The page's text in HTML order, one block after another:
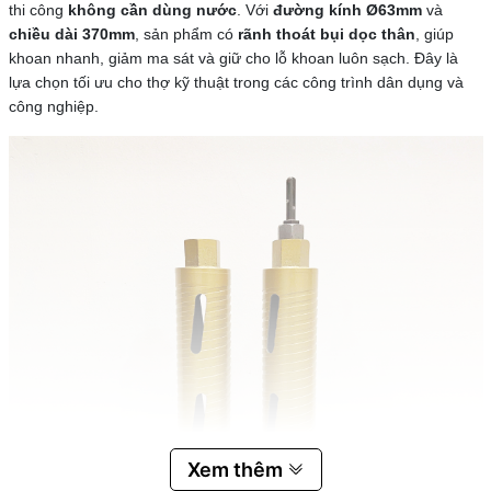
thi công không cần dùng nước. Với đường kính Ø63mmvà
chiều dài 370mm, sản phẩm có rãnh thoát bụi dọc thân , giúp
khoan nhanh, giảm ma sát và giữ cho lỗ khoan luôn sạch. Đây là
lựa chọn tối ưu cho thợ kỹ thuật trong các công trình dân dụng và
công nghiệp.
Xem thêm